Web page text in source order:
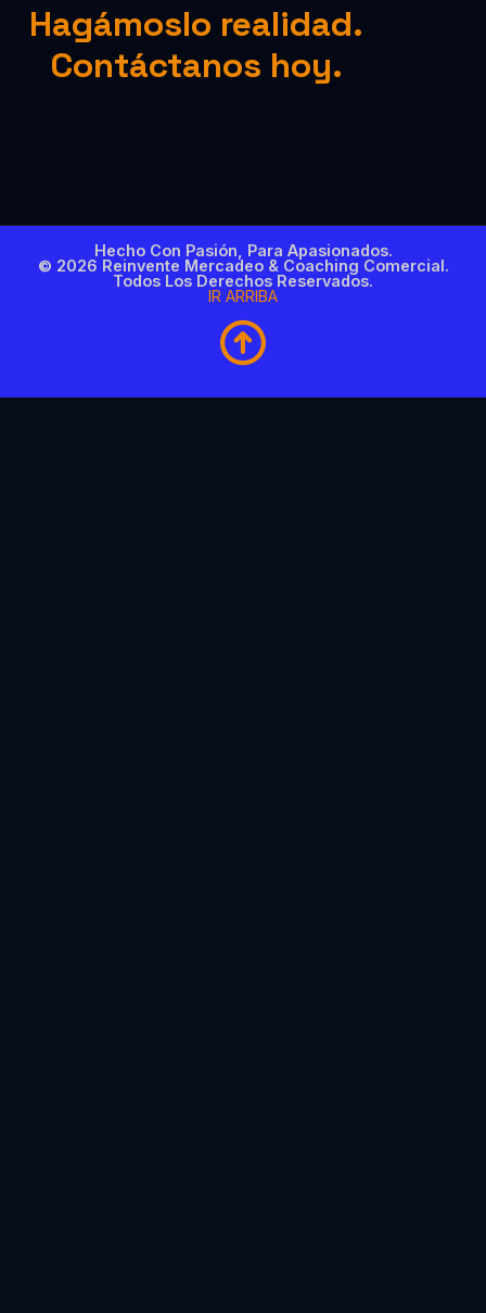
Hagámoslo realidad.
Contáctanos hoy.
Hecho Con Pasión, Para Apasionados.
© 2026 Reinvente Mercadeo & Coaching Comercial.
Todos Los Derechos Reservados.
IR ARRIBA